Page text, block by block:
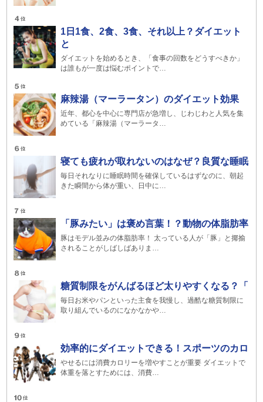
1日1食、2食、3食、それ以上？ダイエット
と
ダイエットを始めるとき、「食事の回数をどうすべきか」
は誰もが一度は悩むポイントで…
麻辣湯（マーラータン）のダイエット効果
近年、都心を中心に専門店が急増し、じわじわと人気を集
めている「麻辣湯（マーラータ…
寝ても疲れが取れないのはなぜ？良質な睡眠
毎日それなりに睡眠時間を確保しているはずなのに、朝起
きた瞬間から体が重い、日中に…
「豚みたい」は褒め言葉！？動物の体脂肪率
豚はモデル並みの体脂肪率！ 太っている人が「豚」と揶揄
されることがしばしばありま…
糖質制限をがんばるほど太りやすくなる？「
毎日お米やパンといった主食を我慢し、過酷な糖質制限に
取り組んでいるのになかなかや…
効率的にダイエットできる！スポーツのカロ
やせるには消費カロリーを増やすことが重要 ダイエットで
体重を落とすためには、消費…